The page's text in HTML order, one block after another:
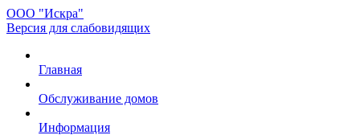
ООО "Искра"
Версия для слабовидящих
Главная
Обслуживание домов
Информация